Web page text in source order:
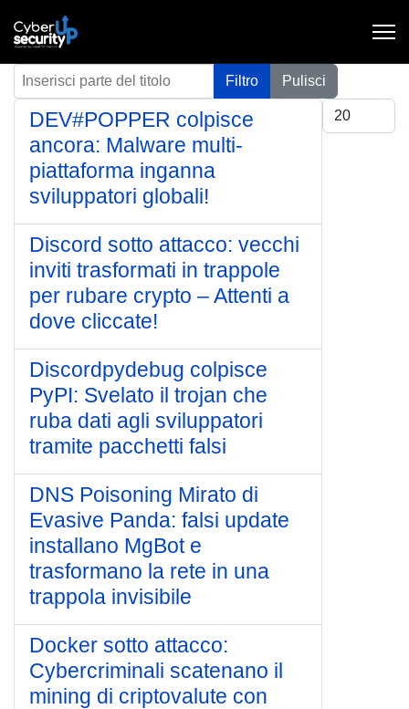
Inserisci parte del titolo Filtro
Pulisci
Visualizza #
DEV#POPPER colpisce
ancora: Malware multi-
piattaforma inganna
sviluppatori globali!
Discord sotto attacco: vecchi
inviti trasformati in trappole
per rubare crypto – Attenti a
dove cliccate!
Discordpydebug colpisce
PyPI: Svelato il trojan che
ruba dati agli sviluppatori
tramite pacchetti falsi
DNS Poisoning Mirato di
Evasive Panda: falsi update
installano MgBot e
trasformano la rete in una
trappola invisibile
Docker sotto attacco:
Cybercriminali scatenano il
mining di criptovalute con